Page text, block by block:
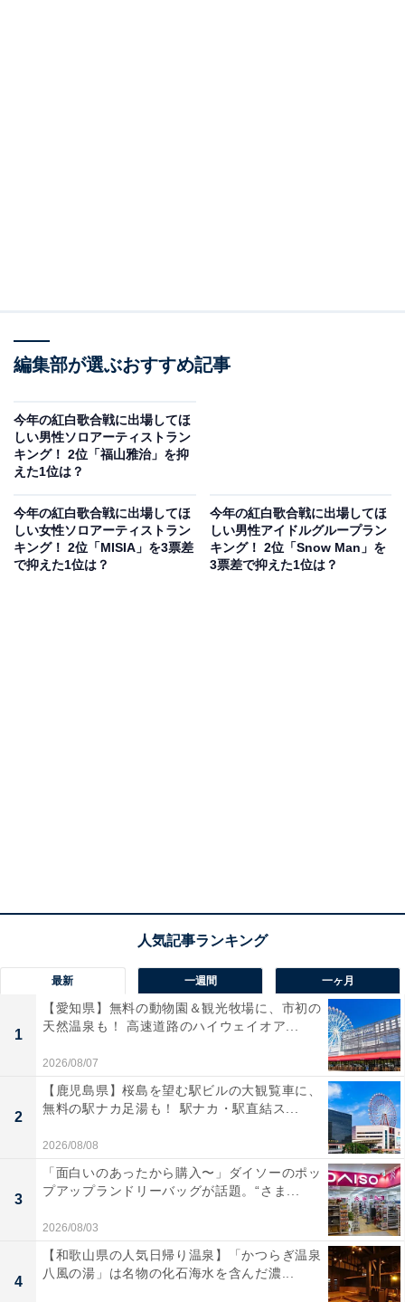
編集部が選ぶおすすめ記事
今年の紅白歌合戦に出場してほ
しい男性ソロアーティストラン
キング！ 2位「福山雅治」を抑
えた1位は？
今年の紅白歌合戦に出場してほ
しい女性ソロアーティストラン
キング！ 2位「MISIA」を3票差
で抑えた1位は？
今年の紅白歌合戦に出場してほ
しい男性アイドルグループラン
キング！ 2位「Snow Man」を
3票差で抑えた1位は？
最新 一週間 一ヶ月
1
【愛知県】無料の動物園＆観光牧場に、市初の
天然温泉も！ 高速道路のハイウェイオア...
2026/08/07
2
【鹿児島県】桜島を望む駅ビルの大観覧車に、
無料の駅ナカ足湯も！ 駅ナカ・駅直結ス...
2026/08/08
3
「面白いのあったから購入〜」ダイソーのポッ
プアップランドリーバッグが話題。“さま...
2026/08/03
4
【和歌山県の人気日帰り温泉】「かつらぎ温泉
八風の湯」は名物の化石海水を含んだ濃...